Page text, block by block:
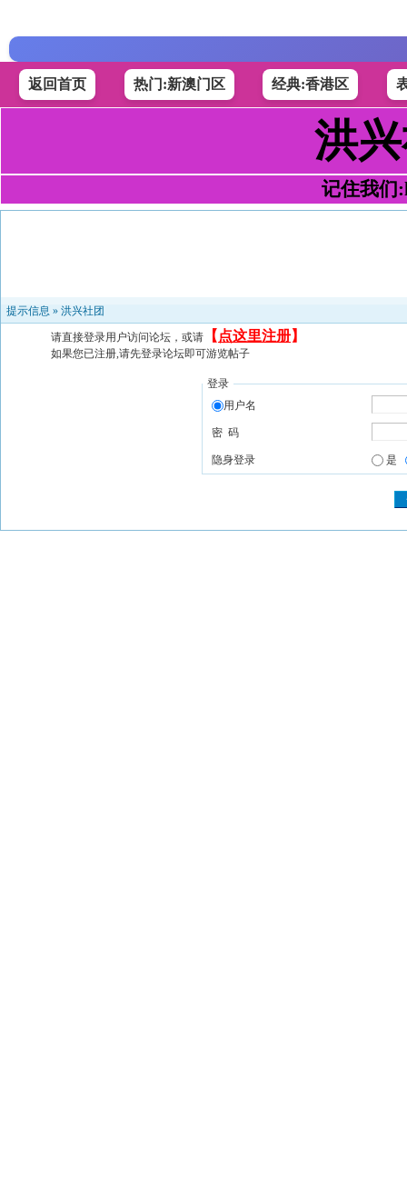
返回首页 热门:新澳门区 经典:香港区
洪
记住我们
提示信息 » 洪兴社团
请直接登录用户访问论坛，或请 【 点这里注册】
如果您已注册,请先登录论坛即可游览帖子
登录
用户名
密 码
隐身登录 是